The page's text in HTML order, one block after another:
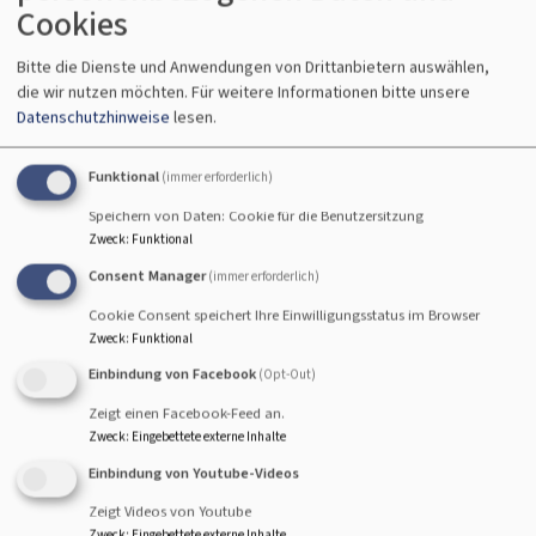
Ortsgemeinden mit den Gemeindepfarrer/ innen statt.
statt, die einzelnen Kirchengemeinden entscheiden, ob
sie den klassischen Konfirmationstermin beibehalten
Sonntag verlegen. Neben dem Konfirmandenkurs
besuchen die Konfirmanden Gottesdienste in ihrer
eigenen oder auch in anderen Gemeinden.
Je nach den Gewohnheiten der Ortsgemeinde beteiligen
sie sich an Mesnerdiensten, tragen das Kreuz bei
Beerdigungen oder machen Konfi-Praktika o.ä.
Das Konzept ermöglicht eine gute inhaltliche
Vorbereitung auf die Konfirmation, auch dann, wenn in
absehbarer Zeit weniger Pfarrstellen in der Region
vorhanden sein werden. Gleichzeitig wachsen wir dadurch
als Region zusammen.
Cookies
Bitte die Dienste und Anwendungen von Drittanbietern auswählen,
die wir nutzen möchten. Für weitere Informationen bitte unsere
Datenschutzhinweise lesen.
Funktional (immer erforderlich)
Speichern von Daten: Cookie für die Benutzersitzung
Zweck: Funktional
Consent Manager (immer erforderlich)
Cookie Consent speichert Ihre Einwilligungsstatus im Browser
Zweck: Funktional
Einbindung von Facebook (Opt-Out)
Zeigt einen Facebook-Feed an.
Zweck: Eingebettete externe Inhalte
Einbindung von Youtube-Videos
Zeigt Videos von Youtube